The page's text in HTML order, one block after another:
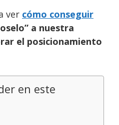
ver cómo conseguir
a nuestra
el posicionamiento
en este